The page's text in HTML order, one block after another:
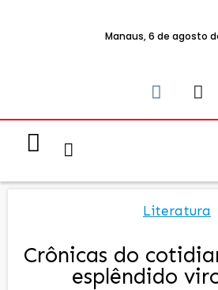
Manaus, 6 de agosto
Literatura
Crônicas do
esplêndido